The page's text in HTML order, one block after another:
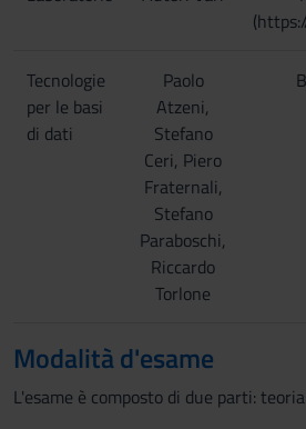
Tecnologie
per le basi
di dati
Paolo
Atzeni,
Stefano
Ceri, Piero
Fraternali,
Stefano
Paraboschi,
Riccardo
Torlone
Modalità d'esame
L'esame è composto di due parti: